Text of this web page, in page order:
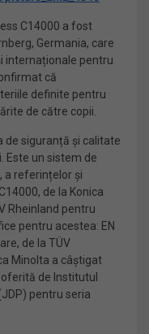
C14000 a fost
Germania, care
internaționale pentru
că
definite pentru
de către copii.
de siguranță și calitate
Este un sistem de
a referințelor și
de la Konica
Rheinland pentru
pentru acestea: EN
de la TÜV
Minolta a câștigat
de Institutul
pentru seria